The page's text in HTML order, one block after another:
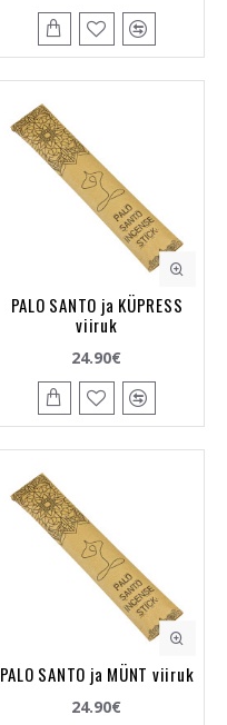
PALO SANTO ja KÜPRESS
viiruk
24.90€
PALO SANTO ja MÜNT viiruk
24.90€